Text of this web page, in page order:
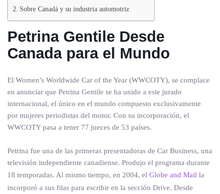
Sobre Canadá y su industria automotriz
Petrina Gentile Desde
Canada para el Mundo
El Women’s Worldwide Car of the Year (WWCOTY), se complace
en anunciar que Petrina Gentile se ha unido a este jurado
internacional, el único en el mundo compuesto exclusivamente
por mujeres periodistas del motor. Con su incorporación, el
WWCOTY pasa a tener 77 jueces de 53 países.
Petrina fue una de las primeras presentadoras de Car Business, una
televisión independiente canadiense. Produjo el programa durante
18 temporadas. Al mismo tiempo, en 2004, el Globe and Mail la
incorporó a sus filas para escribir en la sección Drive. Desde